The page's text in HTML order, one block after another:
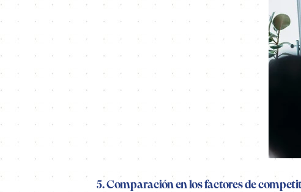
5. Comparación en los factores de